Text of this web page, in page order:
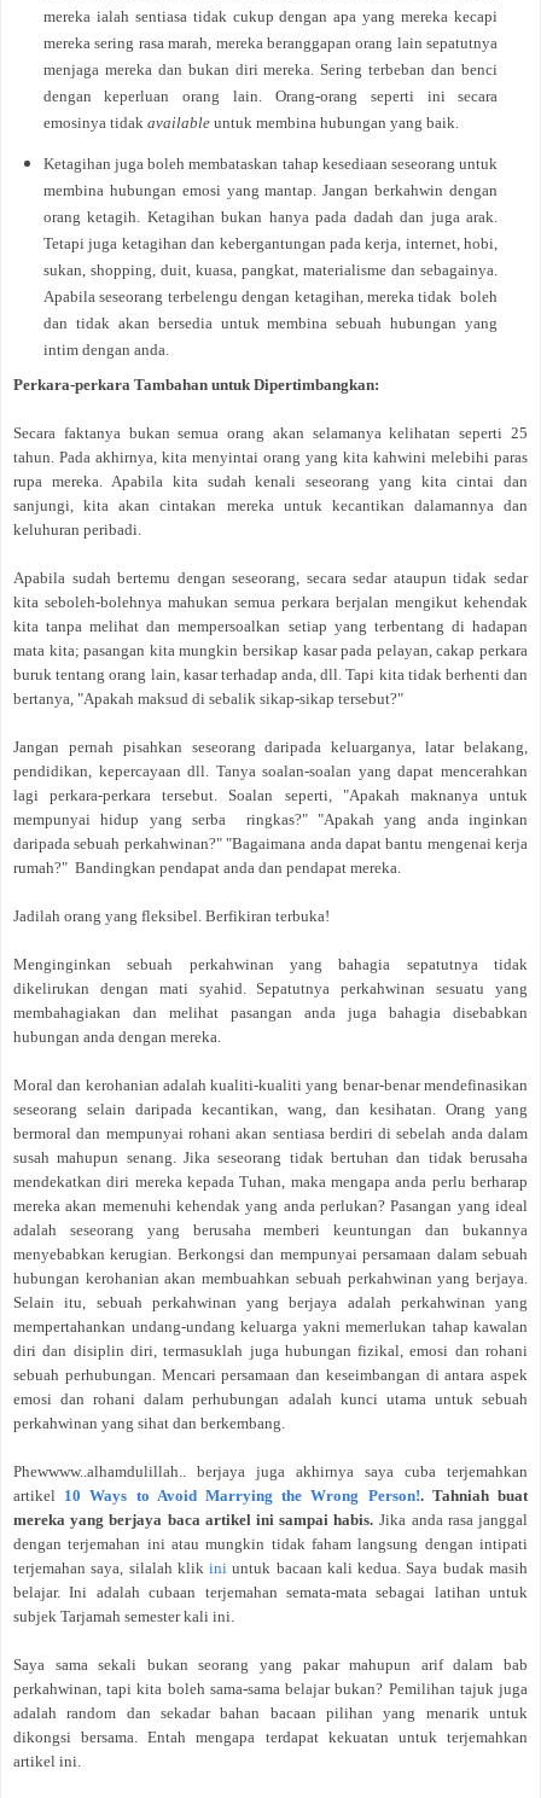
mereka ialah sentiasa tidak cukup dengan apa yang mereka kecapi
mereka sering rasa marah, mereka beranggapan orang lain sepatutnya
menjaga mereka dan bukan diri mereka. Sering terbeban dan benci
dengan keperluan orang lain. Orang-orang seperti ini secara
emosinya tidak available untuk membina hubungan yang baik.
Ketagihan juga boleh membataskan tahap kesediaan seseorang untuk
membina hubungan emosi yang mantap. Jangan berkahwin dengan
orang ketagih. Ketagihan bukan hanya pada dadah dan juga arak.
Tetapi juga ketagihan dan kebergantungan pada kerja, internet, hobi,
sukan, shopping, duit, kuasa, pangkat, materialisme dan sebagainya.
Apabila seseorang terbelengu dengan ketagihan, mereka tidak boleh
dan tidak akan bersedia untuk membina sebuah hubungan yang
intim dengan anda.
Perkara-perkara Tambahan untuk Dipertimbangkan:
Secara faktanya bukan semua orang akan selamanya kelihatan seperti 25
tahun. Pada akhirnya, kita menyintai orang yang kita kahwini melebihi paras
rupa mereka. Apabila kita sudah kenali seseorang yang kita cintai dan
sanjungi, kita akan cintakan mereka untuk kecantikan dalamannya dan
keluhuran peribadi.
Apabila sudah bertemu dengan seseorang, secara sedar ataupun tidak sedar
kita seboleh-bolehnya mahukan semua perkara berjalan mengikut kehendak
kita tanpa melihat dan mempersoalkan setiap yang terbentang di hadapan
mata kita; pasangan kita mungkin bersikap kasar pada pelayan, cakap perkara
buruk tentang orang lain, kasar terhadap anda, dll. Tapi kita tidak berhenti dan
bertanya, "Apakah maksud di sebalik sikap-sikap tersebut?"
Jangan pernah pisahkan seseorang daripada keluarganya, latar belakang,
pendidikan, kepercayaan dll. Tanya soalan-soalan yang dapat mencerahkan
lagi perkara-perkara tersebut. Soalan seperti, "Apakah maknanya untuk
mempunyai hidup yang serba ringkas?" "Apakah yang anda inginkan
daripada sebuah perkahwinan?" "Bagaimana anda dapat bantu mengenai kerja
rumah?" Bandingkan pendapat anda dan pendapat mereka.
Jadilah orang yang fleksibel. Berfikiran terbuka!
Menginginkan sebuah perkahwinan yang bahagia sepatutnya tidak
dikelirukan dengan mati syahid. Sepatutnya perkahwinan sesuatu yang
membahagiakan dan melihat pasangan anda juga bahagia disebabkan
hubungan anda dengan mereka.
Moral dan kerohanian adalah kualiti-kualiti yang benar-benar mendefinasikan
seseorang selain daripada kecantikan, wang, dan kesihatan. Orang yang
bermoral dan mempunyai rohani akan sentiasa berdiri di sebelah anda dalam
susah mahupun senang. Jika seseorang tidak bertuhan dan tidak berusaha
mendekatkan diri mereka kepada Tuhan, maka mengapa anda perlu berharap
mereka akan memenuhi kehendak yang anda perlukan? Pasangan yang ideal
adalah seseorang yang berusaha memberi keuntungan dan bukannya
menyebabkan kerugian. Berkongsi dan mempunyai persamaan dalam sebuah
hubungan kerohanian akan membuahkan sebuah perkahwinan yang berjaya.
Selain itu, sebuah perkahwinan yang berjaya adalah perkahwinan yang
mempertahankan undang-undang keluarga yakni memerlukan tahap kawalan
diri dan disiplin diri, termasuklah juga hubungan fizikal, emosi dan rohani
sebuah perhubungan. Mencari persamaan dan keseimbangan di antara aspek
emosi dan rohani dalam perhubungan adalah kunci utama untuk sebuah
perkahwinan yang sihat dan berkembang.
Phewwww..alhamdulillah.. berjaya juga akhirnya saya cuba terjemahkan
artikel 10 Ways to Avoid Marrying the Wrong Person!. Tahniah buat
mereka yang berjaya baca artikel ini sampai habis. Jika anda rasa janggal
dengan terjemahan ini atau mungkin tidak faham langsung dengan intipati
terjemahan saya, silalah klikini untuk bacaan kali kedua. Saya budak masih
belajar. Ini adalah cubaan terjemahan semata-mata sebagai latihan untuk
subjek Tarjamah semester kali ini.
Saya sama sekali bukan seorang yang pakar mahupun arif dalam bab
perkahwinan, tapi kita boleh sama-sama belajar bukan? Pemilihan tajuk juga
adalah random dan sekadar bahan bacaan pilihan yang menarik untuk
dikongsi bersama. Entah mengapa terdapat kekuatan untuk terjemahkan
artikel ini.